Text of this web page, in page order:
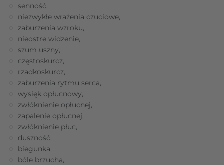
senność,
niezwykłe wrażenia czuciowe,
zaburzenia wzroku,
nieostre widzenie,
szum uszny,
częstoskurcz,
rzadkoskurcz,
zaburzenia rytmu serca,
wysięk opłucnowy,
zwłóknienie opłucnej,
zapalenie opłucnej,
zwłóknienie płuc,
duszność,
biegunka,
bóle brzucha,